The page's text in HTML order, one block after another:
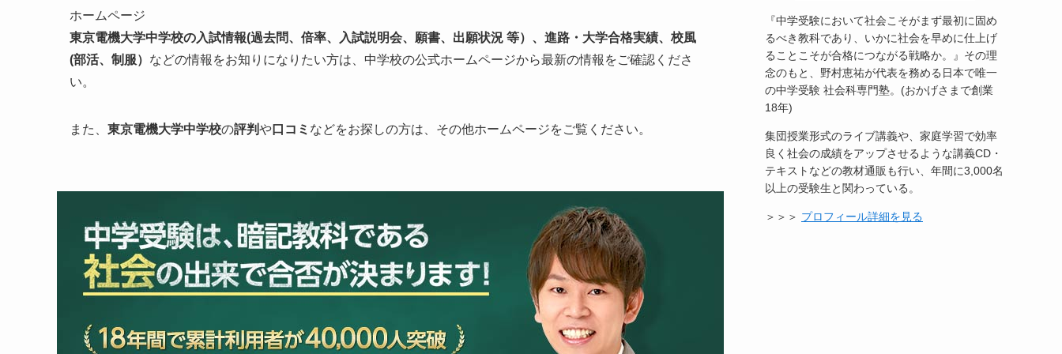
ホームページ
東京電機大学中学校の入試情報(過去問、倍率、入試説明会、願書、出願状況 等）、進路・大学合格実績、校風
(部活、制服） などの情報をお知りになりたい方は、中学校の公式ホームページから最新の情報をご確認くださ
い。
また、 東京電機大学中学校の評判や口コミ などをお探しの方は、その他ホームページをご覧ください。
『中学受験において社会こそがまず最初に固め
るべき教科であり、いかに社会を早めに仕上げ
ることこそが合格につながる戦略か。』その理
念のもと、野村恵祐が代表を務める日本で唯一
の中学受験 社会科専門塾。(おかげさまで創業
18年)
集団授業形式のライブ講義や、家庭学習で効率
良く社会の成績をアップさせるような講義CD・
テキストなどの教材通販も行い、年間に3,000名
以上の受験生と関わっている。
＞＞＞ プロフィール詳細を見る